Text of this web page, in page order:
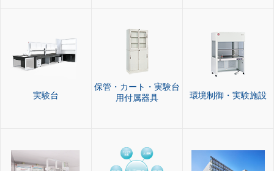
実験台
保管・カート・実験台
用付属器具
環境制御・実験施設